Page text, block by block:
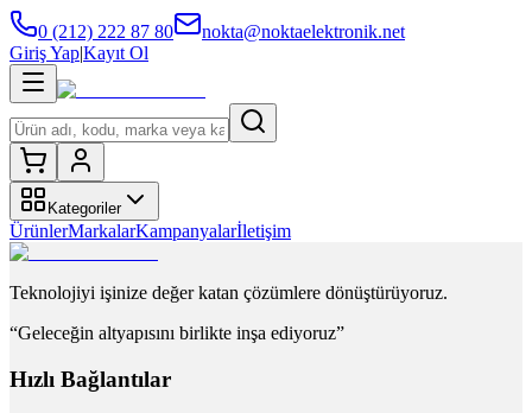
0 (212) 222 87 80
nokta@noktaelektronik.net
Giriş Yap|Kayıt Ol
Kategoriler
ÜrünlerMarkalarKampanyalarİletişim
Teknolojiyi işinize değer katan çözümlere dönüştürüyoruz.
“Geleceğin altyapısını birlikte inşa ediyoruz”
Hızlı Bağlantılar